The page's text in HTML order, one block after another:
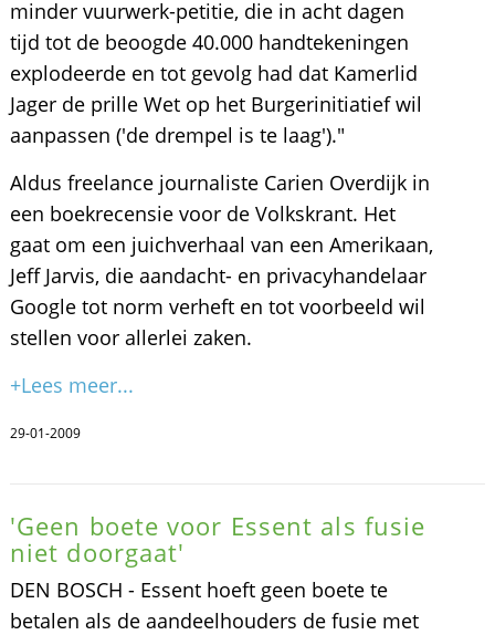
minder vuurwerk-petitie, die in acht dagen
tijd tot de beoogde 40.000 handtekeningen
explodeerde en tot gevolg had dat Kamerlid
Jager de prille Wet op het Burgerinitiatief wil
aanpassen ('de drempel is te laag')."
Aldus freelance journaliste Carien Overdijk in
een boekrecensie voor de Volkskrant. Het
gaat om een juichverhaal van een Amerikaan,
Jeff Jarvis, die aandacht- en privacyhandelaar
Google tot norm verheft en tot voorbeeld wil
stellen voor allerlei zaken.
+Lees meer...
29-01-2009
'Geen boete voor Essent als fusie
niet doorgaat'
DEN BOSCH - Essent hoeft geen boete te
betalen als de aandeelhouders de fusie met